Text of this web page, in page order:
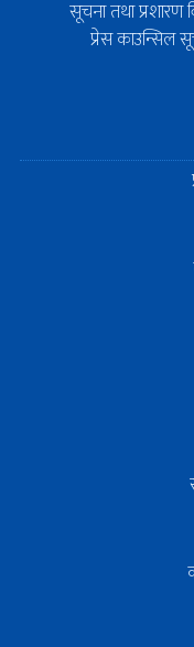
सूचना तथा प्रशारण
प्रेस काउन्सिल